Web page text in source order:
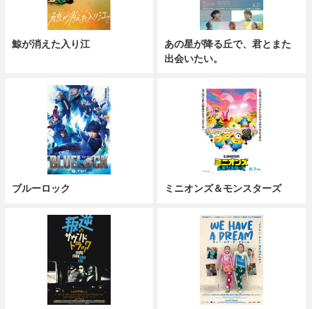
鯨が消えた入り江
あの星が降る丘で、君とまた
出会いたい。
ブルーロック ミニオンズ＆モンスターズ